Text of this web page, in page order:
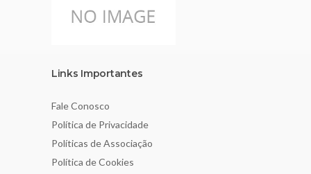
Links Importantes
Fale Conosco
Política de Privacidade
Políticas de Associação
Política de Cookies